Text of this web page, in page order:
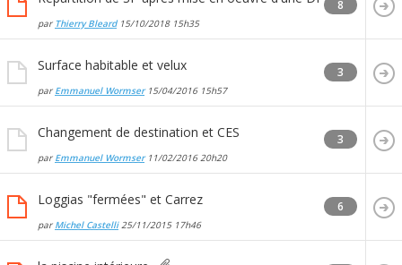
par Thierry Bleard15/10/2018 15h35
8
Surface habitable et velux
par Emmanuel Wormser15/04/2016 15h57
3
Changement de destination et CES
par Emmanuel Wormser11/02/2016 20h20
3
Loggias "fermées" et Carrez
par Michel Castelli25/11/2015 17h46
6